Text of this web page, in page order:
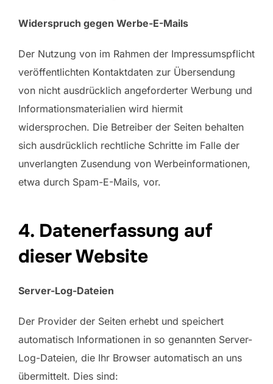
Widerspruch gegen Werbe-E-Mails
Der Nutzung von im Rahmen der Impressumspflicht
veröffentlichten Kontaktdaten zur Übersendung
von nicht ausdrücklich angeforderter Werbung und
Informationsmaterialien wird hiermit
widersprochen. Die Betreiber der Seiten behalten
sich ausdrücklich rechtliche Schritte im Falle der
unverlangten Zusendung von Werbeinformationen,
etwa durch Spam-E-Mails, vor.
4. Datenerfassung auf
dieser Website
Server-Log-Dateien
Der Provider der Seiten erhebt und speichert
automatisch Informationen in so genannten Server-
Log-Dateien, die Ihr Browser automatisch an uns
übermittelt. Dies sind: